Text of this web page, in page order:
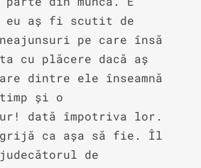
eu aș fi scutit de
pe care însă
cu plăcere dacă aș
dintre ele înseamnă
și o
dată împotriva lor.
grijă ca așa să fie. Îl
de